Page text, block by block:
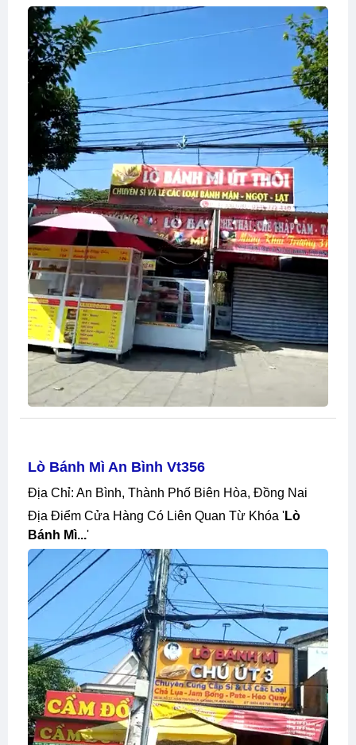
Lò Bánh Mì An Bình Vt356
Địa Chỉ: An Bình, Thành Phố Biên Hòa, Đồng Nai
Địa Điểm Cửa Hàng Có Liên Quan Từ Khóa 'Lò
Bánh Mì...'